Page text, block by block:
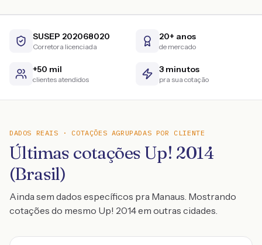
SUSEP 202068020
Corretora licenciada
20+ anos
de mercado
+50 mil
clientes atendidos
3 minutos
pra sua cotação
DADOS REAIS · COTAÇÕES AGRUPADAS POR CLIENTE
Últimas cotações Up! 2014
(Brasil)
Ainda sem dados específicos pra Manaus. Mostrando
cotações do mesmo Up! 2014 em outras cidades.